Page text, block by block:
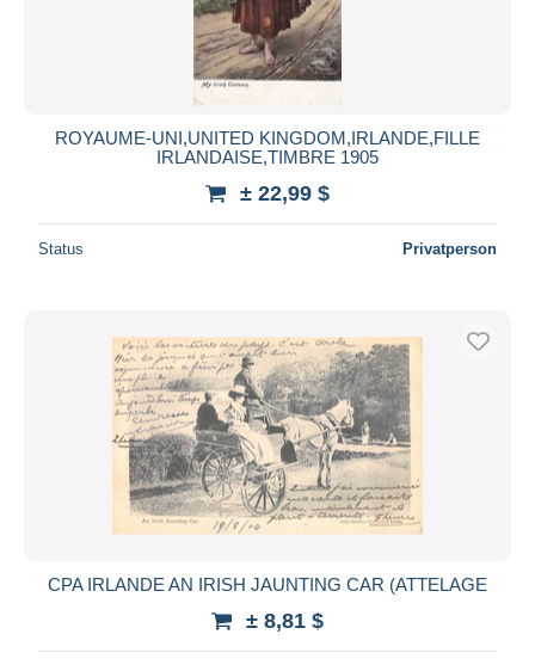
ROYAUME-UNI,UNITED KINGDOM,IRLANDE,FILLE
IRLANDAISE,TIMBRE 1905
± 22,99 $
Status Privatperson
CPA IRLANDE AN IRISH JAUNTING CAR (ATTELAGE
± 8,81 $